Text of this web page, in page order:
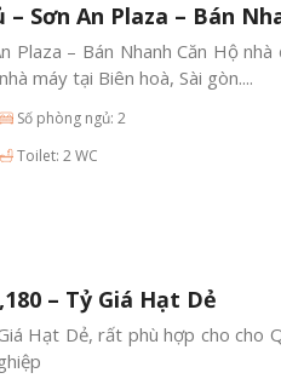
Sơn An Plaza – Bán
Plaza – Bán Nhanh Căn Hộ nhà
máy tại Biên hoà, Sài gòn....
Số phòng ngủ: 2
Toilet: 2 WC
– Tỷ Giá Hạt Dẻ
Hạt Dẻ, rất phù hợp cho cho